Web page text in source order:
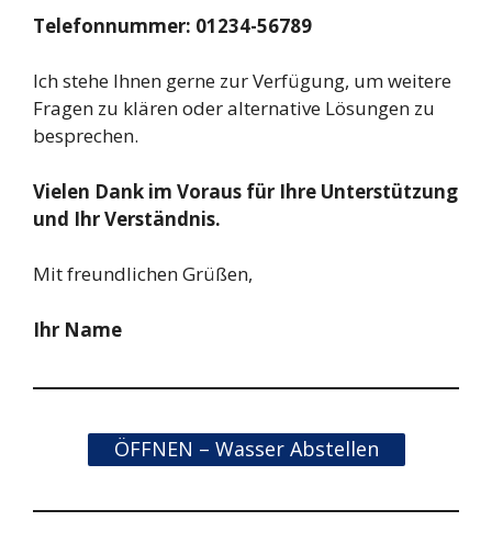
Telefonnummer: 01234-56789
Ich stehe Ihnen gerne zur Verfügung, um weitere
Fragen zu klären oder alternative Lösungen zu
besprechen.
Vielen Dank im Voraus für Ihre Unterstützung
und Ihr Verständnis.
Mit freundlichen Grüßen,
Ihr Name
ÖFFNEN – Wasser Abstellen